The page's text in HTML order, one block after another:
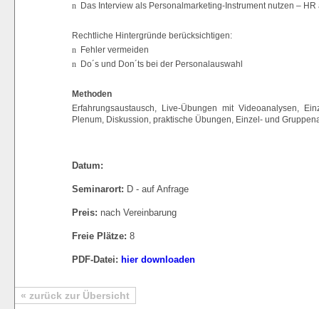
n Das Interview als Personalmarketing-Instrument nutzen –
Rechtliche Hintergründe berücksichtigen:
n Fehler vermeiden
n Do´s und Don´ts bei der Personalauswahl
Methoden
Erfahrungsaustausch, Live-Übungen mit Videoanalysen,
Plenum, Diskussion, praktische Übungen, Einzel- und
Datum:
Seminarort: D - auf Anfrage
Preis: nach Vereinbarung
Freie Plätze: 8
PDF-Datei: hier downloaden
« zurück zur Übersicht